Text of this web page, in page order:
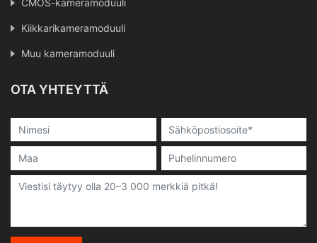
Kiikkarikameramoduuli
Muu kameramoduuli
OTA YHTEYTTÄ